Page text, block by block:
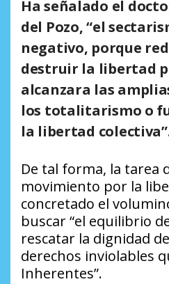
Ha señalado el
del Pozo, “el
negativo, porque
destruir la libertad
alcanzara las
los totalitarismo o
la libertad
De tal forma, la tarea
movimiento por la
concretado el
buscar “el equilibrio
rescatar la dignidad
derechos inviolables
Inherentes”.